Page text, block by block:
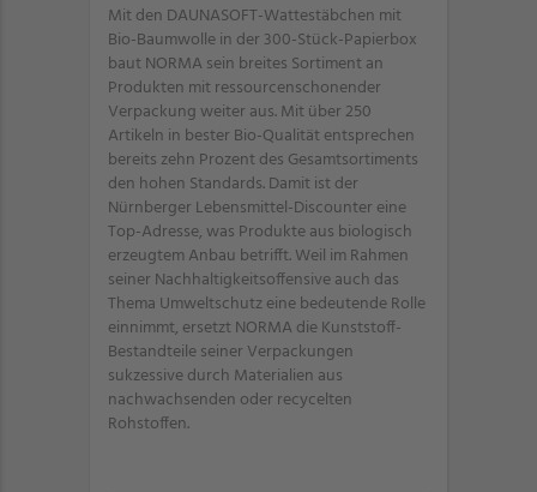
Mit den DAUNASOFT-Wattestäbchen mit
Bio-Baumwolle in der 300-Stück-Papierbox
baut NORMA sein breites Sortiment an
Produkten mit ressourcenschonender
Verpackung weiter aus. Mit über 250
Artikeln in bester Bio-Qualität entsprechen
bereits zehn Prozent des Gesamtsortiments
den hohen Standards. Damit ist der
Nürnberger Lebensmittel-Discounter eine
Top-Adresse, was Produkte aus biologisch
erzeugtem Anbau betrifft. Weil im Rahmen
seiner Nachhaltigkeitsoffensive auch das
Thema Umweltschutz eine bedeutende Rolle
einnimmt, ersetzt NORMA die Kunststoff-
Bestandteile seiner Verpackungen
sukzessive durch Materialien aus
nachwachsenden oder recycelten
Rohstoffen.